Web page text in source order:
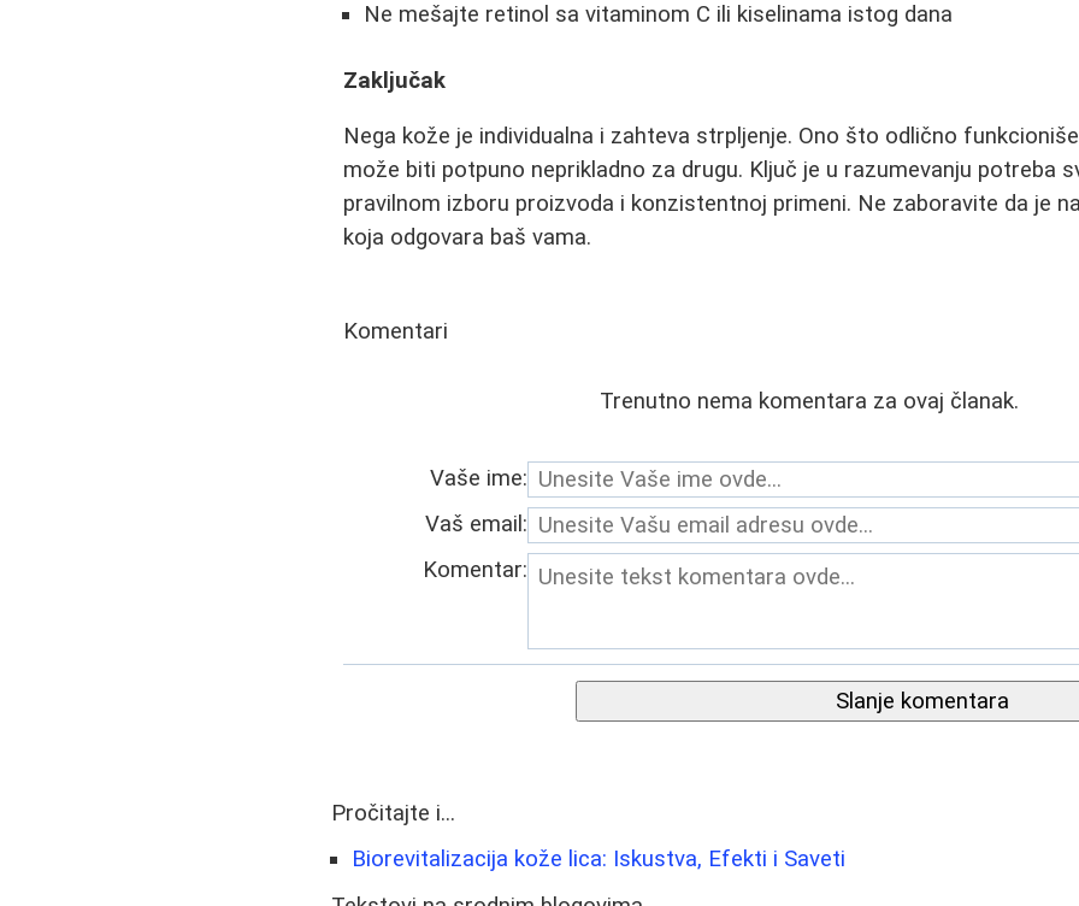
Ne mešajte retinol sa vitaminom C ili kiselinama istog dana
Zaključak
Nega kože je individualna i zahteva strpljenje. Ono što odlično
može biti potpuno neprikladno za drugu. Ključ je u razumevanju potreba
pravilnom izboru proizvoda i konzistentnoj primeni. Ne zaboravite da je
koja odgovara baš vama.
Komentari
Trenutno nema komentara za ovaj članak.
Vaše ime:
Vaš email:
Komentar:
Slanje komentara
Pročitajte i...
Biorevitalizacija kože lica: Iskustva, Efekti i Saveti